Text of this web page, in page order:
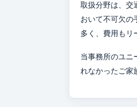
取扱分野は、交
おいて不可欠の
多く、費用もリ
当事務所のユニ
れなかったご家